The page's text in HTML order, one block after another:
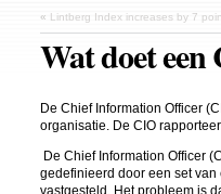
« Lintberg Index increases by 7
Wat doet een
De Chief Information Officer
organisatie. De CIO
De Chief Information Officer
gedefinieerd door een set
vastgesteld. Het probleem is